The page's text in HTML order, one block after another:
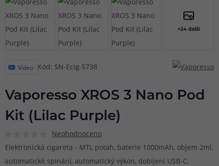
+24 další
Video Kód: SN-Ecig-5738
Vaporesso XROS 3 Nano Pod
Kit (Lilac Purple)
Neohodnoceno
Elektronická cigareta - MTL potah, baterie 1000mAh, objem 2ml,
automatické spínání, automatický výkon, dobíjení USB-C,